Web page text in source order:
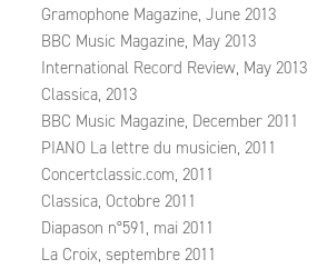
Gramophone Magazine, June 2013
BBC Music Magazine, May 2013
International Record Review, May 2013
Classica, 2013
BBC Music Magazine, December 2011
PIANO La lettre du musicien, 2011
Concertclassic.com, 2011
Classica, Octobre 2011
Diapason n°591, mai 2011
La Croix, septembre 2011